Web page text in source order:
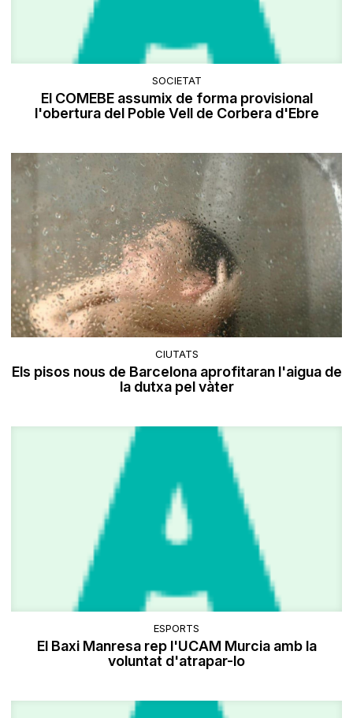
SOCIETAT
El COMEBE assumix de forma provisional
l'obertura del Poble Vell de Corbera d'Ebre
CIUTATS
Els pisos nous de Barcelona aprofitaran l'aigua de
la dutxa pel vàter
ESPORTS
El Baxi Manresa rep l'UCAM Murcia amb la
voluntat d'atrapar-lo